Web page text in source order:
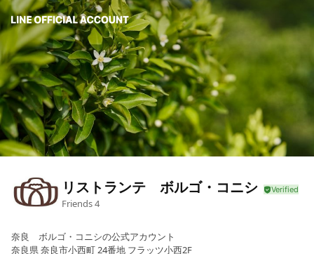
リストランテ ボルゴ・コニシ
Friends4
奈良 ボルゴ・コニシの公式アカウント
奈良県 奈良市小西町 24番地 フラッツ小西2F